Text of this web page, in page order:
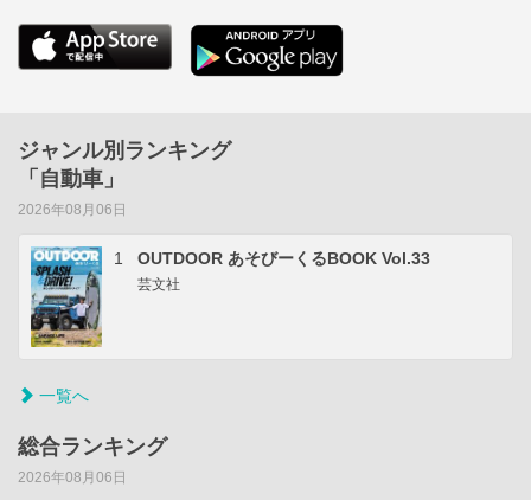
ジャンル別ランキング
「自動車」
2026年08月06日
1 OUTDOOR あそびーくるBOOK Vol.33
芸文社
一覧へ
総合ランキング
2026年08月06日